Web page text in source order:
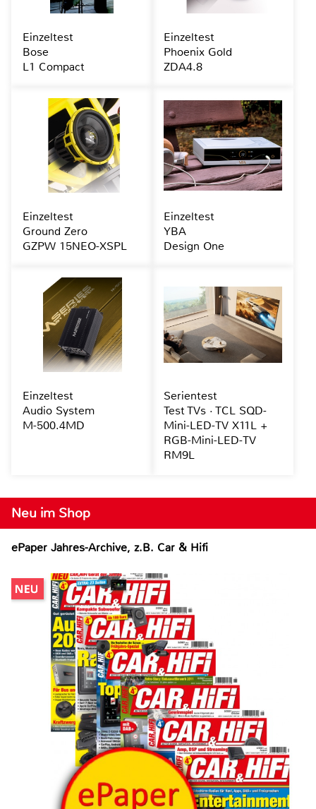
Neu im Shop
ePaper Jahres-Archive, z.B. Car & Hifi
Einzeltest
Bose
L1 Compact
Einzeltest
Phoenix Gold
ZDA4.8
Einzeltest
Ground Zero
GZPW 15NEO-XSPL
Einzeltest
YBA
Design One
Einzeltest
Audio System
M-500.4MD
Serientest
Test TVs · TCL SQD-
Mini-LED-TV X11L +
RGB-Mini-LED-TV
RM9L